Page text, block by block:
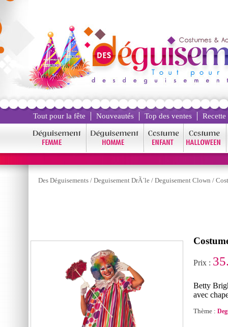
Tout pour la fête Nouveautés Top des ventes
Des Déguisements / Deguisement DrÃ´le / Deguisement Clown /
Prix :
Betty
avec
Thème :